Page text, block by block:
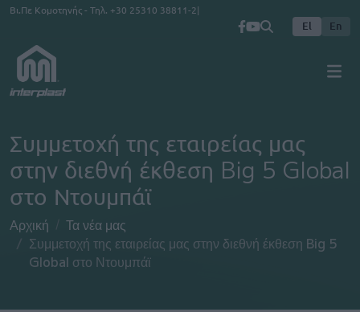
Παράκαμψη προς το κυρίως περιεχόμενο
Βι.Πε Κομοτηνής - Τηλ. +30 25310 38811-2
El En
Συμμετοχή της εταιρείας μας
στην διεθνή έκθεση Big 5 Global
στο Ντουμπάϊ
Αρχική
Τα νέα μας
Συμμετοχή της εταιρείας μας στην διεθνή έκθεση Big 5
Global στο Ντουμπάϊ